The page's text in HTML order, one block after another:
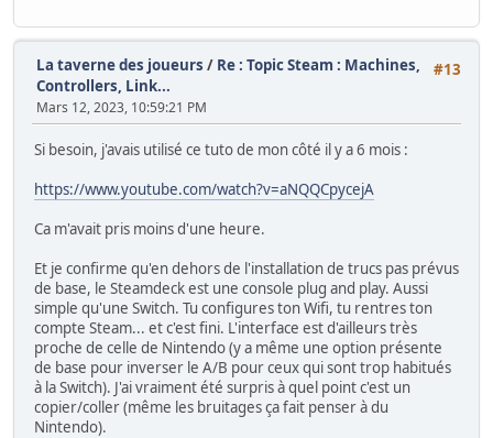
#13
La taverne des joueurs / Re : Topic Steam : Machines,
Controllers, Link...
Mars 12, 2023, 10:59:21 PM
Si besoin, j'avais utilisé ce tuto de mon côté il y a 6 mois :
https://www.youtube.com/watch?v=aNQQCpycejA
Ca m'avait pris moins d'une heure.
Et je confirme qu'en dehors de l'installation de trucs pas prévus
de base, le Steamdeck est une console plug and play. Aussi
simple qu'une Switch. Tu configures ton Wifi, tu rentres ton
compte Steam... et c'est fini. L'interface est d'ailleurs très
proche de celle de Nintendo (y a même une option présente
de base pour inverser le A/B pour ceux qui sont trop habitués
à la Switch). J'ai vraiment été surpris à quel point c'est un
copier/coller (même les bruitages ça fait penser à du
Nintendo).